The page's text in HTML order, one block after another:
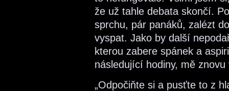
že už tahle debata skončí.
sprchu, pár panáků, zalézt
vyspat. Jako by další
kterou zabere spánek a
následující hodiny, mě
„Odpočiňte si a pusťte to z